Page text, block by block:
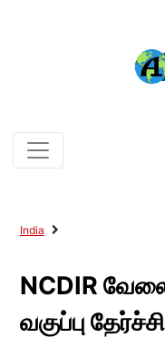
India
NCDIR
வகுப்பு